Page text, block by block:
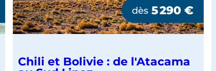
dès 5 290 €
Chili et Bolivie : de l'Atacama